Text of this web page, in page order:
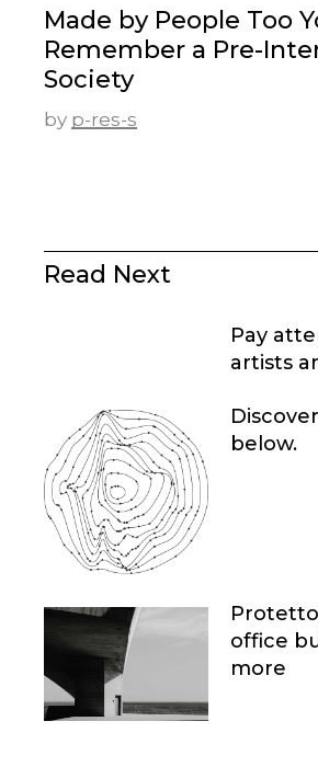
Made by People Too
Remember a Pre-
Society
by p-res-s
Read Next
Pay
artists
below.
office
more